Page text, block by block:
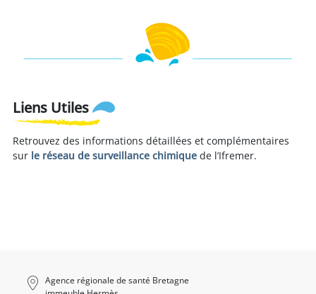
Liens Utiles
Retrouvez des informations détaillées et complémentaires
sur le réseau de surveillance chimiquede l’Ifremer.
Agence régionale de santé Bretagne